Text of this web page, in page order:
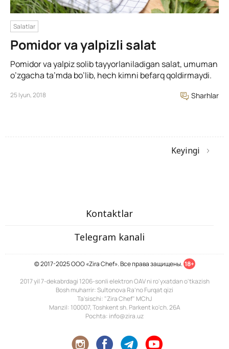
Salatlar
Pomidor va yalpizli salat
Pomidor va yalpiz solib tayyorlaniladigan salat, umuman
o’zgacha ta’mda bo’lib, hech kimni befarq qoldirmaydi.
25 Iyun, 2018 Sharhlar
Keyingi
Kontaktlar
Telegram kanali
© 2017-2025 ООО «Zira Chef». Все права защищены. 18+
2017 yil 7-dekabrdagi 1206-sonli elektron OAV ni ro'yxatdan o'tkazish
Bosh muharrir: Sultonova Ra’no Furqat qizi
Ta'sischi: "Zira Chef" MChJ
Manzil: 100007, Toshkent sh. Parkent ko'ch. 26A
Pochta: info@zira.uz